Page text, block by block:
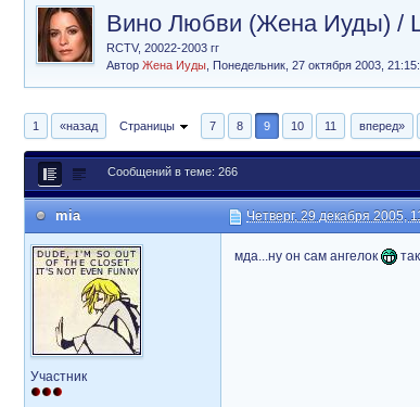
Вино Любви (Жена Иуды) /
RCTV, 20022-2003 гг
Автор Жена Иуды Понедельник, 27 октября 2003,
1 «назад Страницы 7 8 9 10 11 вперед»
Сообщений в теме: 266
mia Четверг, 29 декабря 2005,
Участник
мда...ну он сам ангелок